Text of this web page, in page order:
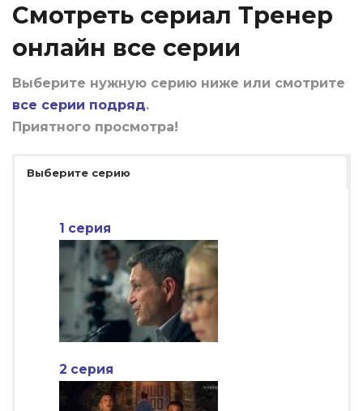
Смотреть сериал Тренер
онлайн все серии
Выберите нужную серию ниже или смотрите
все серии подряд.
Приятного просмотра!
Выберите серию
1 серия
2 серия